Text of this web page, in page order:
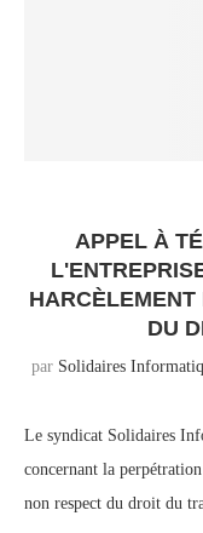
APPEL À
DU
par Solidaires
Le syndicat Solidaires
concernant la
non respect du droit du